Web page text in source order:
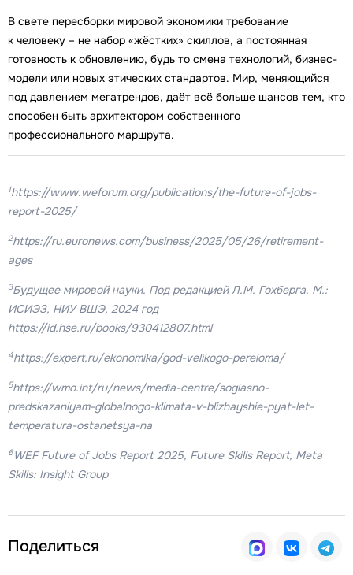
В свете пересборки мировой экономики требование
к человеку – не набор «жёстких» скиллов, а постоянная
готовность к обновлению, будь то смена технологий, бизнес-
модели или новых этических стандартов. Мир, меняющийся
под давлением мегатрендов, даёт всё больше шансов тем, кто
способен быть архитектором собственного
профессионального маршрута.
1https://www.weforum.org/publications/the-future-of-jobs-
report-2025/
2https://ru.euronews.com/business/2025/05/26/retirement-
ages
3Будущее мировой науки. Под редакцией Л.М. Гохберга. М.:
ИСИЭЗ, НИУ ВШЭ, 2024 год
https://id.hse.ru/books/930412807.html
4https://expert.ru/ekonomika/god-velikogo-pereloma/
5https://wmo.int/ru/news/media-centre/soglasno-
predskazaniyam-globalnogo-klimata-v-blizhayshie-pyat-let-
temperatura-ostanetsya-na
6WEF Future of Jobs Report 2025, Future Skills Report, Meta
Skills: Insight Group
Поделиться